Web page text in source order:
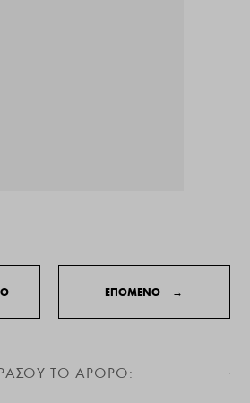
ΕΠΟΜΕΝΟ →
ΤΟ ΑΡΘΡΟ: